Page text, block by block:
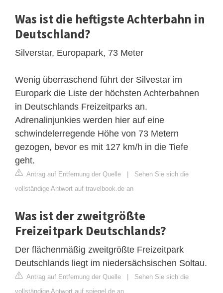
Was ist die heftigste Achterbahn in
Deutschland?
Silverstar, Europapark, 73 Meter
Wenig überraschend führt der Silvestar im
Europark die Liste der höchsten Achterbahnen
in Deutschlands Freizeitparks an.
Adrenalinjunkies werden hier auf eine
schwindelerregende Höhe von 73 Metern
gezogen, bevor es mit 127 km/h in die Tiefe
geht.
Antrag auf Entfernung der Quelle | Sehen Sie sich die
vollständige Antwort auf travelbook.de an
Was ist der zweitgrößte
Freizeitpark Deutschlands?
Der flächenmäßig zweitgrößte Freizeitpark
Deutschlands liegt im niedersächsischen Soltau.
Antrag auf Entfernung der Quelle | Sehen Sie sich die
vollständige Antwort auf spiegel.de an